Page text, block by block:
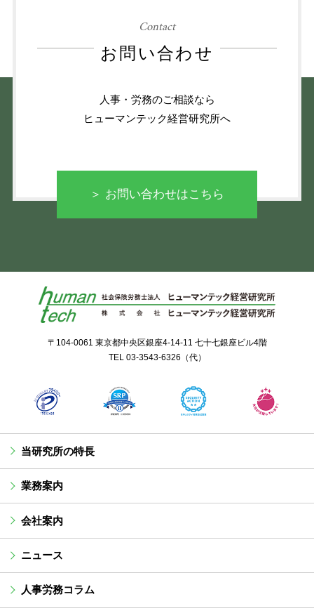
Contact
お問い合わせ
人事・労務のご相談なら
ヒューマンテック経営研究所へ
＞ お問い合わせはこちら
〒104-0061 東京都中央区銀座4-14-11 七十七銀座ビル4階
TEL 03-3543-6326 （代）
当研究所の特長
業務案内
会社案内
ニュース
人事労務コラム